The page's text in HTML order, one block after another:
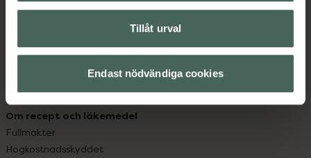
Tillåt urval
Endast nödvändiga cookies
Handla tryggt
Leverans, betalning och retur
Sajtens tillgänglighet
Köpvillkor
Om recept och läkemedel
Fullmakter
Högkostnadsskyddet